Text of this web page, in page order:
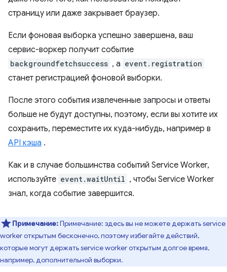
страницу или даже закрывает браузер.
Если фоновая выборка успешно завершена, ваш
сервис-воркер получит событие
backgroundfetchsuccess , а event.registration
станет регистрацией фоновой выборки.
После этого события извлеченные запросы и ответы
больше не будут доступны, поэтому, если вы хотите их
сохранить, переместите их куда-нибудь, например в
API кэша .
Как и в случае большинства событий Service Worker,
используйте event.waitUntil , чтобы Service Worker
знал, когда событие завершится.
Примечание:Примечание: здесь вы не можете держать service
worker открытым бесконечно, поэтому избегайте действий,
которые могут держать service worker открытым долгое время,
например, дополнительной выборки.